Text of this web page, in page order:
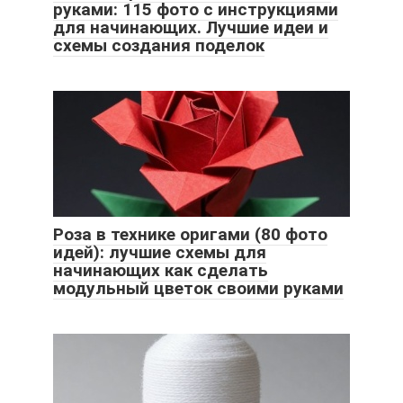
руками: 115 фото с инструкциями
для начинающих. Лучшие идеи и
схемы создания поделок
Роза в технике оригами (80 фото
идей): лучшие схемы для
начинающих как сделать
модульный цветок своими руками